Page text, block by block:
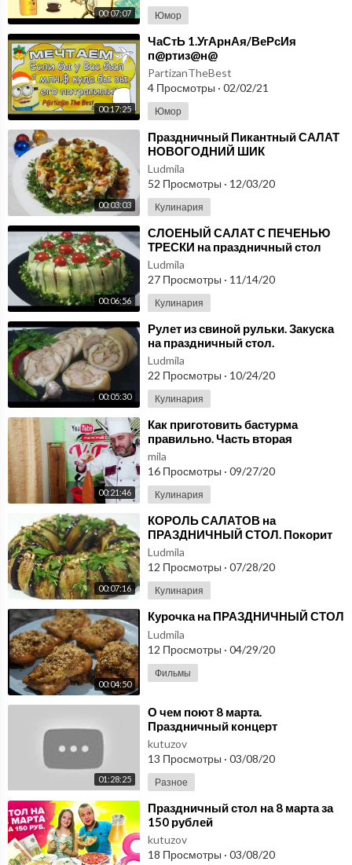
00:07:07 Юмор
00:17:25
⁣ЧаСтЬ 1.УгАрнАя/ВеРсИя
п@ртиз@н@
PartizanTheBest
4 Просмотры · 02/02/21
Юмор
00:03:03
⁣Праздничный Пикантный САЛАТ
НОВОГОДНИЙ ШИК
Ludmila
52 Просмотры · 12/03/20
Кулинария
00:06:56
⁣СЛОЕНЫЙ САЛАТ С ПЕЧЕНЬЮ
ТРЕСКИ на праздничный стол
Ludmila
27 Просмотры · 11/14/20
Кулинария
00:05:30
⁣Рулет из свиной рульки. Закуска
на праздничный стол.
Ludmila
22 Просмотры · 10/24/20
Кулинария
00:21:46
⁣Как приготовить бастурма
правильно. Часть вторая
mila
16 Просмотры · 09/27/20
Кулинария
00:07:16
⁣КОРОЛЬ САЛАТОВ на
ПРАЗДНИЧНЫЙ СТОЛ. Покорит
красотой и вкусом.
Ludmila
12 Просмотры · 07/28/20
Кулинария
00:04:50
⁣Курочка на ПРАЗДНИЧНЫЙ СТОЛ
Ludmila
12 Просмотры · 04/29/20
Фильмы
01:28:25
⁣О чем поют 8 марта.
Праздничный концерт
kutuzov
13 Просмотры · 03/08/20
Разное
⁣Праздничный стол на 8 марта за
150 рублей
kutuzov
18 Просмотры · 03/08/20